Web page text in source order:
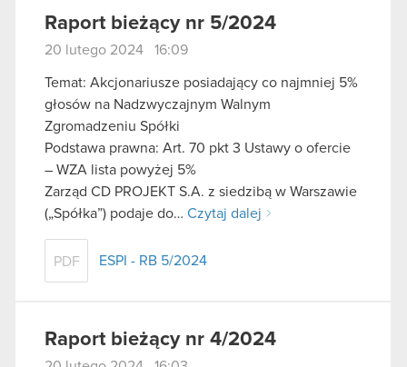
Raport bieżący nr 5/2024
20 lutego 2024 16:09
Temat: Akcjonariusze posiadający co najmniej 5%
głosów na Nadzwyczajnym Walnym
Zgromadzeniu Spółki
Podstawa prawna: Art. 70 pkt 3 Ustawy o ofercie
– WZA lista powyżej 5%
Zarząd CD PROJEKT S.A. z siedzibą w Warszawie
(„Spółka”) podaje do… Czytaj dalej
PDF ESPI - RB 5/2024
Raport bieżący nr 4/2024